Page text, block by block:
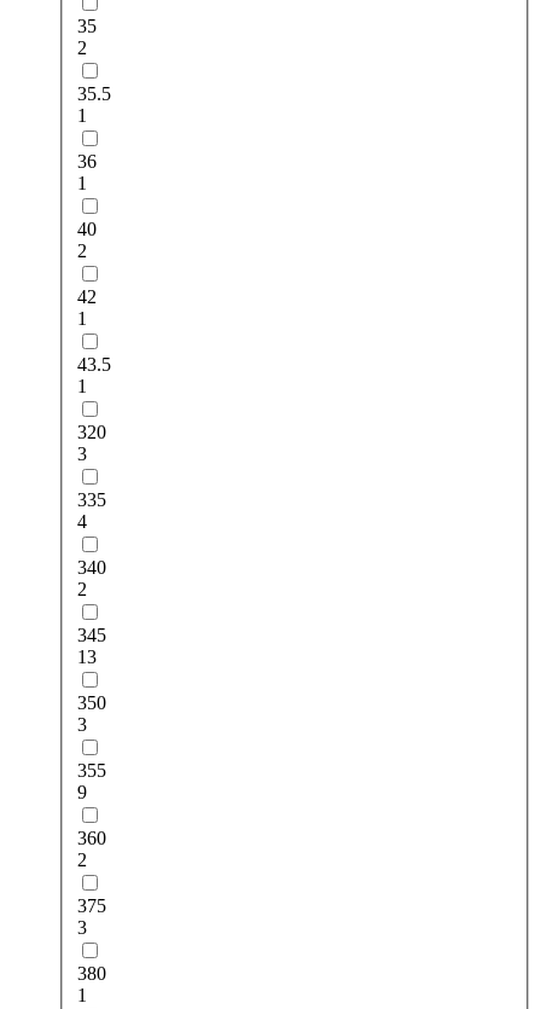
35
2
35.5
1
36
1
40
2
42
1
43.5
1
320
3
335
4
340
2
345
13
350
3
355
9
360
2
375
3
380
1